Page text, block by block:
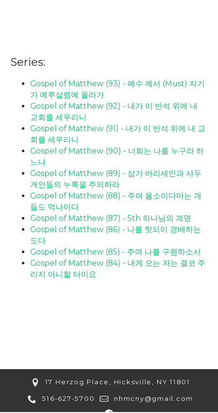
Series:
Gospel of Matthew (93) - 예수 께서 (Must) 자기
가 예루살렘에 올라가
Gospel of Matthew (92) - 내가 이 반석 위에 내
교회를 세우리니
Gospel of Matthew (91) - 내가 이 반석 위에 내 교
회를 세우리니
Gospel of Matthew (90) - 너희는 나를 누구라 하
느냐
Gospel of Matthew (89) - 삼가 바리새인과 사두
개인들의 누룩을 주의하라
Gospel of Matthew (88) - 주여 옳소이다마는 개
들도 먹나이다
Gospel of Matthew (87) - 5th 하나님의 계명
Gospel of Matthew (86) - 나를 헛되이 경배하는
도다
Gospel of Matthew (85) - 주여 나를 구원하소서
Gospel of Matthew (84) - 내게 오는 자는 결코 주
리지 아니할 터이요
17 Herzog Place, Hicksville, NY 11801
516-627-5700 nhmcny@gmail.com